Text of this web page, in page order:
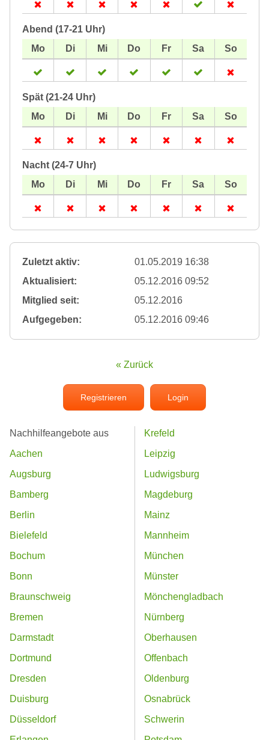
Abend (17-21 Uhr)
Spät (21-24 Uhr)
Nacht (24-7 Uhr)
Zuletzt aktiv:
01.05.2019 16:38
Aktualisiert:
05.12.2016 09:52
Mitglied seit:
05.12.2016
Aufgegeben:
05.12.2016 09:46
« Zurück
Registrieren Login
Nachhilfeangebote aus
Aachen
Augsburg
Bamberg
Berlin
Bielefeld
Bochum
Bonn
Braunschweig
Bremen
Darmstadt
Dortmund
Dresden
Duisburg
Düsseldorf
Krefeld
Leipzig
Ludwigsburg
Magdeburg
Mainz
Mannheim
München
Münster
Mönchengladbach
Nürnberg
Oberhausen
Offenbach
Oldenburg
Osnabrück
Schwerin